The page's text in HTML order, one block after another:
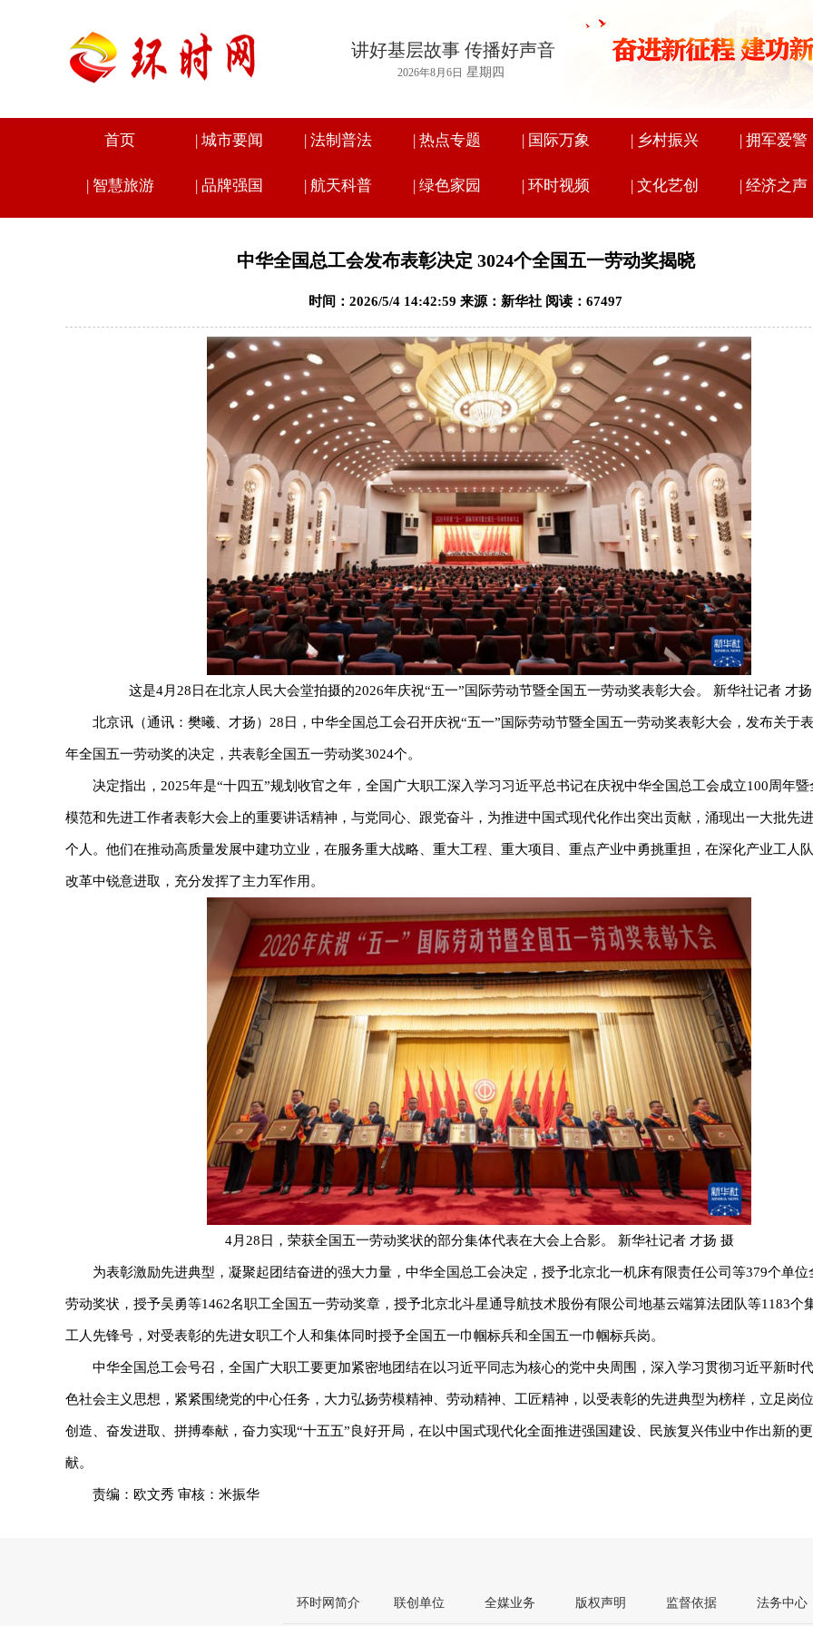
讲好基层故事 传播好声音
2026年8月6日 星期四
首页 | 城市要闻 | 法制普法 | 热点专题 | 国际万象 | 乡村振兴 | 拥军爱警
| 智慧旅游 | 品牌强国 | 航天科普 | 绿色家园 | 环时视频 | 文化艺创 | 经济之声
中华全国总工会发布表彰决定 3024个全国五一劳动奖揭晓
时间：2026/5/4 14:42:59 来源：新华社 阅读：67497
这是4月28日在北京人民大会堂拍摄的2026年庆祝“五一”国际劳动节暨全国五一劳动奖表彰大会。 新华社记者 才
北京讯（通讯：樊曦、才扬）28日，中华全国总工会召开庆祝“五一”国际劳动节暨全国五一劳动奖表彰大会，发布关于
年全国五一劳动奖的决定，共表彰全国五一劳动奖3024个。
决定指出，2025年是“十四五”规划收官之年，全国广大职工深入学习习近平总书记在庆祝中华全国总工会成立100周年暨
模范和先进工作者表彰大会上的重要讲话精神，与党同心、跟党奋斗，为推进中国式现代化作出突出贡献，涌现出一大批先
个人。他们在推动高质量发展中建功立业，在服务重大战略、重大工程、重大项目、重点产业中勇挑重担，在深化产业工人
改革中锐意进取，充分发挥了主力军作用。
4月28日，荣获全国五一劳动奖状的部分集体代表在大会上合影。 新华社记者 才扬 摄
为表彰激励先进典型，凝聚起团结奋进的强大力量，中华全国总工会决定，授予北京北一机床有限责任公司等379个单位
劳动奖状，授予吴勇等1462名职工全国五一劳动奖章，授予北京北斗星通导航技术股份有限公司地基云端算法团队等1183个
工人先锋号，对受表彰的先进女职工个人和集体同时授予全国五一巾帼标兵和全国五一巾帼标兵岗。
中华全国总工会号召，全国广大职工要更加紧密地团结在以习近平同志为核心的党中央周围，深入学习贯彻习近平新时
色社会主义思想，紧紧围绕党的中心任务，大力弘扬劳模精神、劳动精神、工匠精神，以受表彰的先进典型为榜样，立足岗
创造、奋发进取、拼搏奉献，奋力实现“十五五”良好开局，在以中国式现代化全面推进强国建设、民族复兴伟业中作出新的
献。
责编：欧文秀 审核：米振华
环时网简介 联创单位 全媒业务 版权声明 监督依据 法务中心